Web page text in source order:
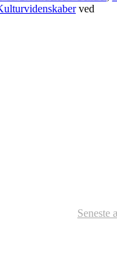
ved
Seneste